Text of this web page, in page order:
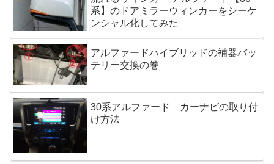
系】のドアミラーウィンカーをシーケ
ンシャル化してみた
アルファードハイブリッドの補器バッ
テリー交換の巻
30系アルファード カーナビの取り付
け方法